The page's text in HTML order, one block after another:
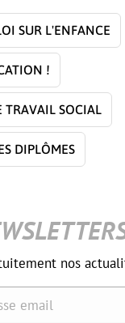
SUR L'ENFANCE
!
TRAVAIL SOCIAL
DIPLÔMES
nos
email